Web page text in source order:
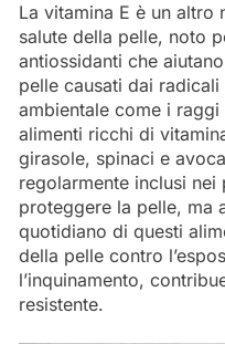
La vitamina E è un altro
salute della pelle, noto
antiossidanti che
pelle causati dai
ambientale come i raggi
alimenti ricchi di
girasole, spinaci e
regolarmente inclusi
proteggere la pelle, ma
quotidiano di questi
della pelle contro
l’inquinamento,
resistente.